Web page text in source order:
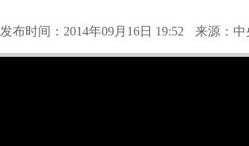
发布时间：2014年09月16日 19:52 来源：中